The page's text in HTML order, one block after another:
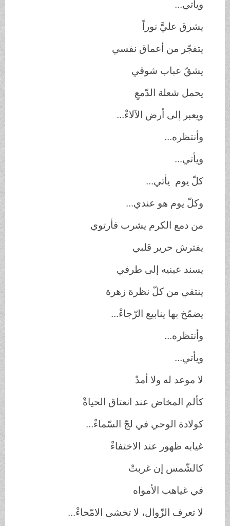
ويأتي...
يشرق عليَّ نوراً
يتفجّر من أعماق نفسي
يشقّ عباب شوقي
يحمل شعلة الدّمعِ
ويعبر إلى أرض الآلاءْ...
وأنتظره...
ويأتي...
كلّ يوم يأتي...
وكلّ يوم هو عندي...
من دمع الكرم يشرب فأرتوي
يفترش حرير قلبي
يسند عينيه إلى طرفي
ينتقي من كلّ نظرة زهرة
يضمّخ بها ينابيع الرّجاءْ...
وأنتظره...
ويأتي...
لا موعد له ولا أمدْ
كألم المخاض عند انعتاق الحياةْ
كولادة الوحي في لجّ السّماءْ...
غيابه ظهور عند الاختفاءْ
كالشّمس إن غربتْ
في غياهب الأمواه
لا تعرف الزّوال، لا تخشى الامّحاءْ...